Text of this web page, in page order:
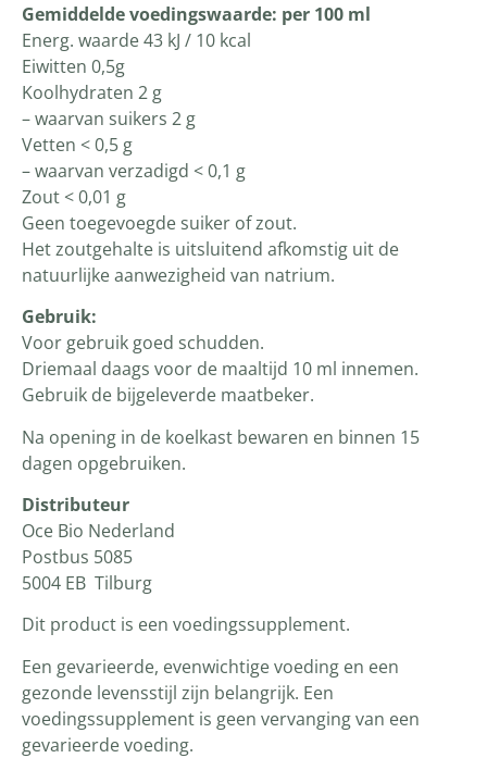
Gemiddelde voedingswaarde: per 100 ml
Energ. waarde 43 kJ / 10 kcal
Eiwitten 0,5g
Koolhydraten 2 g
– waarvan suikers 2 g
Vetten < 0,5 g
– waarvan verzadigd < 0,1 g
Zout < 0,01 g
Geen toegevoegde suiker of zout.
Het zoutgehalte is uitsluitend afkomstig uit de
natuurlijke aanwezigheid van natrium.
Gebruik:
Voor gebruik goed schudden.
Driemaal daags voor de maaltijd 10 ml innemen.
Gebruik de bijgeleverde maatbeker.
Na opening in de koelkast bewaren en binnen 15
dagen opgebruiken.
Distributeur
Oce Bio Nederland
Postbus 5085
5004 EB Tilburg
Dit product is een voedingssupplement.
Een gevarieerde, evenwichtige voeding en een
gezonde levensstijl zijn belangrijk. Een
voedingssupplement is geen vervanging van een
gevarieerde voeding.